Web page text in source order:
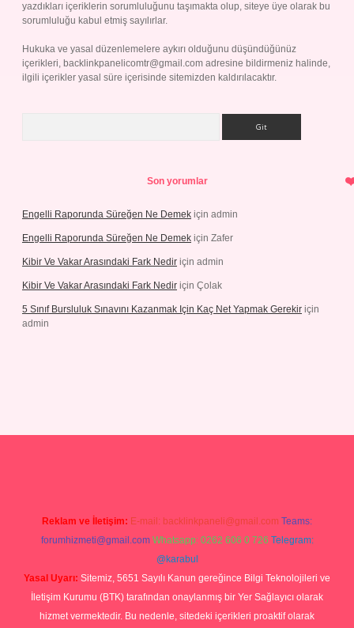
yazdıkları içeriklerin sorumluluğunu taşımakta olup, siteye üye olarak bu
sorumluluğu kabul etmiş sayılırlar.
Hukuka ve yasal düzenlemelere aykırı olduğunu düşündüğünüz
içerikleri, backlinkpanelicomtr@gmail.com adresine bildirmeniz halinde,
ilgili içerikler yasal süre içerisinde sitemizden kaldırılacaktır.
Son yorumlar
Engelli Raporunda Süreğen Ne Demek için admin
Engelli Raporunda Süreğen Ne Demek için Zafer
Kibir Ve Vakar Arasındaki Fark Nedir için admin
Kibir Ve Vakar Arasındaki Fark Nedir için Çolak
5 Sınıf Bursluluk Sınavını Kazanmak Için Kaç Net Yapmak Gerekir için
admin
Reklam ve İletişim: E-mail: backlinkpaneli@gmail.com Teams:
forumhizmeti@gmail.com Whatsapp: 0262 606 0 726 Telegram:
@karabul
Yasal Uyarı: Sitemiz, 5651 Sayılı Kanun gereğince Bilgi Teknolojileri ve
İletişim Kurumu (BTK) tarafından onaylanmış bir Yer Sağlayıcı olarak
hizmet vermektedir. Bu nedenle, sitedeki içerikleri proaktif olarak